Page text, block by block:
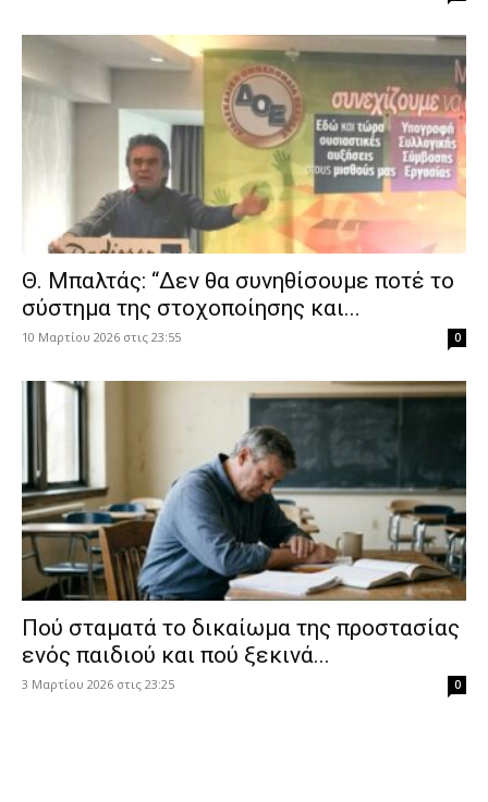
Θ. Μπαλτάς: “Δεν θα συνηθίσουμε ποτέ το
σύστημα της στοχοποίησης και...
10 Μαρτίου 2026 στις 23:55 0
Πού σταματά το δικαίωμα της προστασίας
ενός παιδιού και πού ξεκινά...
3 Μαρτίου 2026 στις 23:25 0